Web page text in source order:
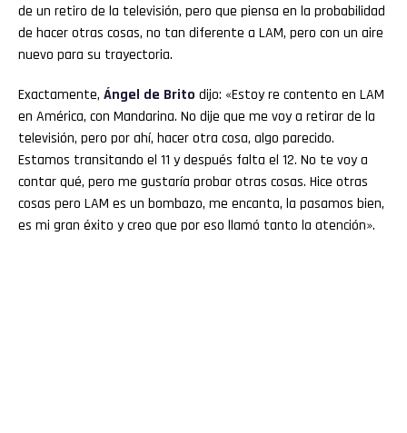
de un retiro de la televisión, pero que piensa en la probabilidad
de hacer otras cosas, no tan diferente a LAM, pero con un aire
nuevo para su trayectoria.
Exactamente, Ángel de Brito dijo: «Estoy re contento en LAM
en América, con Mandarina. No dije que me voy a retirar de la
televisión, pero por ahí, hacer otra cosa, algo parecido.
Estamos transitando el 11 y después falta el 12. No te voy a
contar qué, pero me gustaría probar otras cosas. Hice otras
cosas pero LAM es un bombazo, me encanta, la pasamos bien,
es mi gran éxito y creo que por eso llamó tanto la atención».